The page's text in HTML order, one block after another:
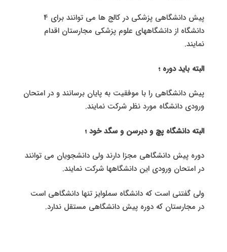
پیش دانشگاهی پزشکی در کالج ها می توانند برای 4
دانشگاه از دانشگاههای علوم پزشكی مجارستان اقدام
نمایند.
البته باید دوره ؛
پیش دانشگاهی را با موفقیت به پایان برسانند و در امتحان
ورودی دانشگاه مورد نظر شرکت نمایند.
البته دانشگاه پچ و دبرسن و سگد خود ؛
دوره پیش دانشگاهی مجزا دارند ولی دانشجویان می توانند
در امتحان ورودی این دانشگاهها شرکت نمایند.
ولی گفتنی است که دانشگاه سملوایز تنها دانشگاهی است
در مجارستان که دوره پیش دانشگاهی مستقل ندارد.